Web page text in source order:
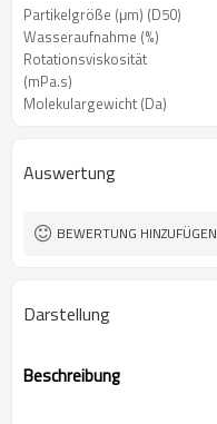
Partikelgröße (μm) (D50)
Wasseraufnahme (%)
Rotationsviskosität
(mPa.s)
Molekulargewicht (Da)
Auswertung
BEWERTUNG HINZUFÜGEN
Darstellung
Beschreibung